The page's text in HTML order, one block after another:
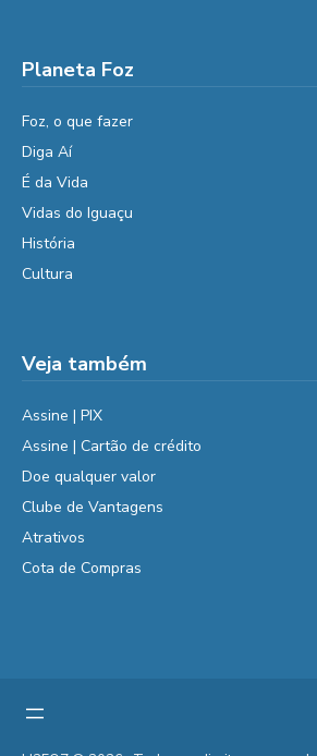
Planeta Foz
Foz, o que fazer
Diga Aí
É da Vida
Vidas do Iguaçu
História
Cultura
Veja também
Assine | PIX
Assine | Cartão de crédito
Doe qualquer valor
Clube de Vantagens
Atrativos
Cota de Compras